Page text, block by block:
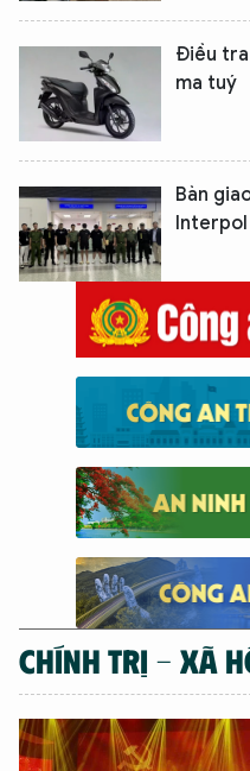
Điều
ma tuý
Bàn
Interpol
CHÍNH TRỊ - XÃ